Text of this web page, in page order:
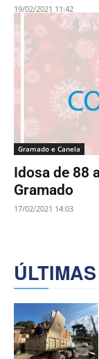
19/02/2021 11:42
Gramado e Canela
Idosa de 88
Gramado
17/02/2021 14:03
ÚLTIMAS